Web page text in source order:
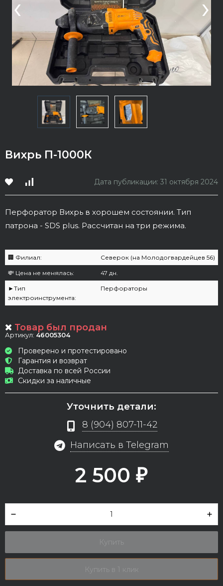
‹ ›
Вихрь П-1000К
Дата публикации: 31 октября 2024
Перфоратор Вихрь в хорошем состоянии. Тип
патрона - SDS plus. Рассчитан на три режима.
🏢 Филиал: Северок (на Молодогвардейцев 56)
💸 Цена не менялась: 47 дн.
►Тип
электроинструмента:
Перфораторы
Товар был продан
Артикул: 46005304
Проверено и протестировано
Гарантия и возврат
Доставка по всей России
Скидки за наличные
Уточнить детали:
8 (904) 807-11-42
Написать в Telegram
2 500 ₽
Купить
Купить в 1 клик